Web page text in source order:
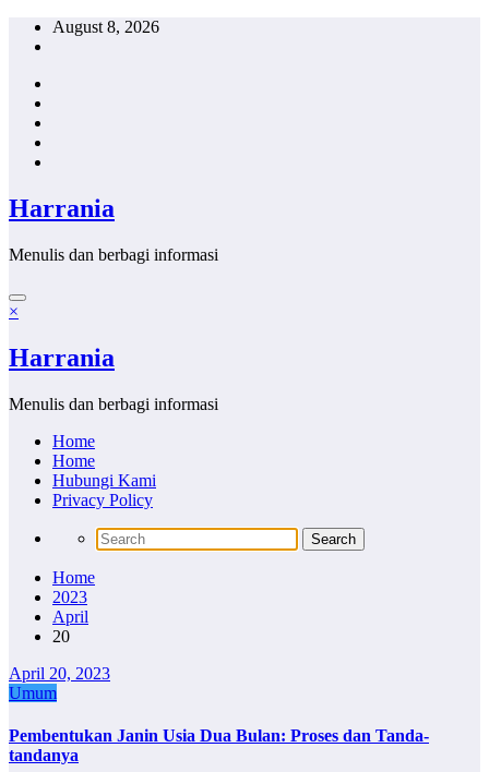
Skip
August 8, 2026
Harrania
Menulis dan berbagi informasi
×
Harrania
Menulis dan berbagi informasi
Home
Home
Hubungi Kami
Privacy Policy
Home
2023
April
20
April 20, 2023
Umum
Pembentukan Janin Usia Dua Bulan: Proses dan Tanda-
tandanya